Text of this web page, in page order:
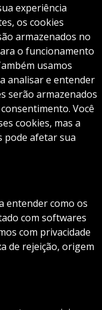
experiência
os cookies
armazenados no
o funcionamento
usamos
analisar e entender
serão armazenados
Você
cookies, mas a
pode afetar sua
entender como os
com softwares
com privacidade
de rejeição, origem